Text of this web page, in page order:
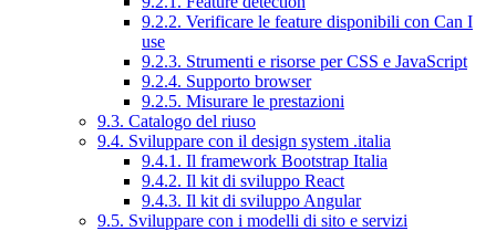
9.2.2. Verificare le feature disponibili con Can I
use
9.2.3. Strumenti e risorse per CSS e JavaScript
9.2.4. Supporto browser
9.2.5. Misurare le prestazioni
9.3. Catalogo del riuso
9.4. Sviluppare con il design system .italia
9.4.1. Il framework Bootstrap Italia
9.4.2. Il kit di sviluppo React
9.4.3. Il kit di sviluppo Angular
9.5. Sviluppare con i modelli di sito e servizi